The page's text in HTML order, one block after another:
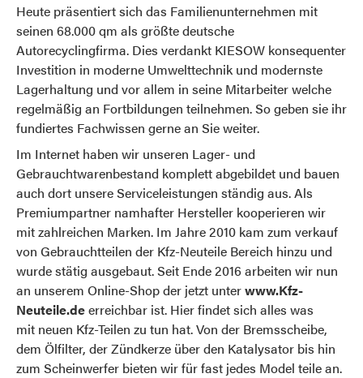
Heute präsentiert sich das Familienunternehmen mit
seinen 68.000 qm als größte deutsche
Autorecyclingfirma. Dies verdankt KIESOW konsequenter
Investition in moderne Umwelttechnik und modernste
Lagerhaltung und vor allem in seine Mitarbeiter welche
regelmäßig an Fortbildungen teilnehmen. So geben sie ihr
fundiertes Fachwissen gerne an Sie weiter.
Im Internet haben wir unseren Lager- und
Gebrauchtwarenbestand komplett abgebildet und bauen
auch dort unsere Serviceleistungen ständig aus. Als
Premiumpartner namhafter Hersteller kooperieren wir
mit zahlreichen Marken. Im Jahre 2010 kam zum verkauf
von Gebrauchtteilen der Kfz-Neuteile Bereich hinzu und
wurde stätig ausgebaut. Seit Ende 2016 arbeiten wir nun
an unserem Online-Shop der jetzt unterwww.Kfz-
Neuteile.deerreichbar ist. Hier findet sich alles was
mit neuen Kfz-Teilen zu tun hat. Von der Bremsscheibe,
dem Ölfilter, der Zündkerze über den Katalysator bis hin
zum Scheinwerfer bieten wir für fast jedes Model teile an.